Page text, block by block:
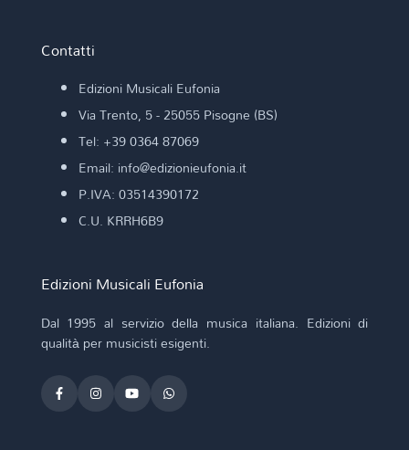
Contatti
Edizioni Musicali Eufonia
Via Trento, 5 - 25055 Pisogne (BS)
Tel: +39 0364 87069
Email: info@edizionieufonia.it
P.IVA: 03514390172
C.U. KRRH6B9
Edizioni Musicali Eufonia
Dal 1995 al servizio della musica italiana. Edizioni di
qualità per musicisti esigenti.